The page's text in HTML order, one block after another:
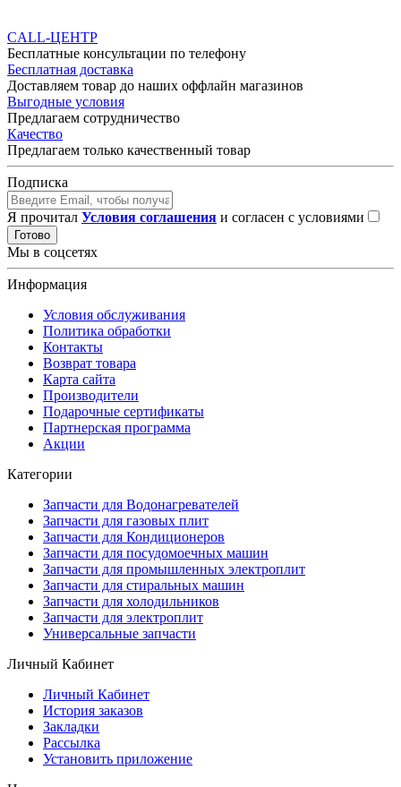
CALL-ЦЕНТР
Бесплатные консультации по телефону
Бесплатная доставка
Доставляем товар до наших оффлайн магазинов
Выгодные условия
Предлагаем сотрудничество
Качество
Предлагаем только качественный товар
Подписка
Я прочитал Условия соглашения и согласен с условиями
Готово
Мы в соцсетях
Информация
Условия обслуживания
Политика обработки
Контакты
Возврат товара
Карта сайта
Производители
Подарочные сертификаты
Партнерская программа
Акции
Категории
Запчасти для Водонагревателей
Запчасти для газовых плит
Запчасти для Кондиционеров
Запчасти для посудомоечных машин
Запчасти для промышленных электроплит
Запчасти для стиральных машин
Запчасти для холодильников
Запчасти для электроплит
Универсальные запчасти
Личный Кабинет
Личный Кабинет
История заказов
Закладки
Рассылка
Установить приложение